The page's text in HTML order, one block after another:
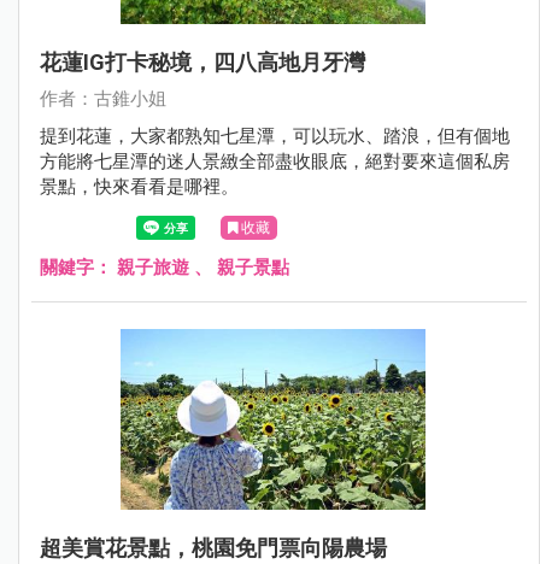
花蓮IG打卡秘境，四八高地月牙灣
作者：古錐小姐
提到花蓮，大家都熟知七星潭，可以玩水、踏浪，但有個地
方能將七星潭的迷人景緻全部盡收眼底，絕對要來這個私房
景點，快來看看是哪裡。
收藏
關鍵字： 親子旅遊 、 親子景點
超美賞花景點，桃園免門票向陽農場